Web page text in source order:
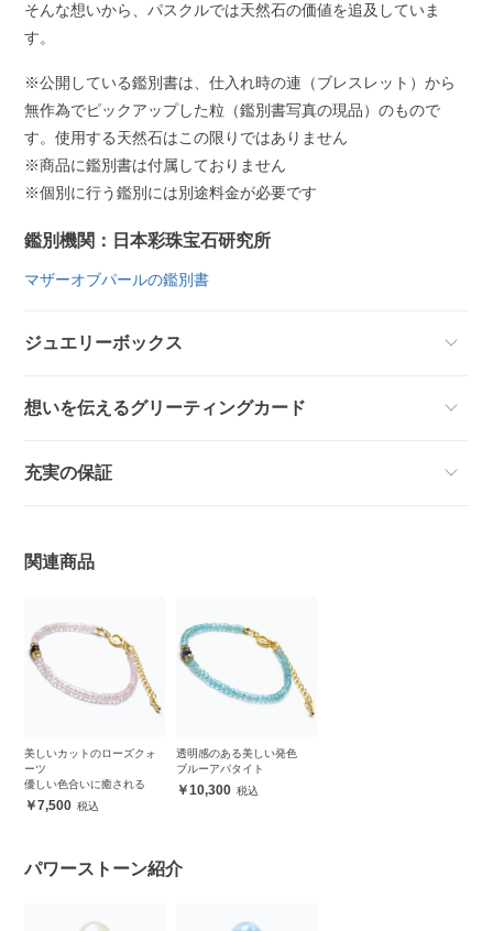
そんな想いから、パスクルでは天然石の価値を追及していま
す。
※公開している鑑別書は、仕入れ時の連（ブレスレット）から
無作為でピックアップした粒（鑑別書写真の現品）のもので
す。使用する天然石はこの限りではありません
※商品に鑑別書は付属しておりません
※個別に行う鑑別には別途料金が必要です
鑑別機関：日本彩珠宝石研究所
マザーオブパールの鑑別書
ジュエリーボックス
想いを伝えるグリーティングカード
充実の保証
関連商品
美しいカットのローズクォ
ーツ
優しい色合いに癒される
7,500
透明感のある美しい発色
ブルーアパタイト
10,300
パワーストーン紹介